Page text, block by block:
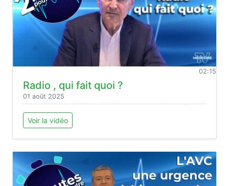
02:15
Radio , qui fait quoi ?
01 août 2025
Voir la vidéo